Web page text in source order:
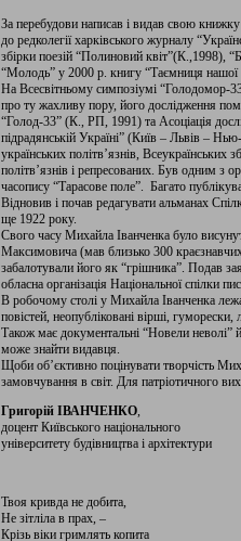
За перебудови написав і видав свою
до редколегії харківського журналу
збірки поезій “Полиновий квіт”(К.,1998),
“Молодь” у 2000 р. книгу “Таємниця нашої
На Всесвітньому симпозіумі “Голодомор-
про ту жахливу пору, його дослідження
“Голод-33” (К., РП, 1991) та Асоціація
підрадянській Україні” (Київ – Львів –
українських політв’язнів, Всеукраїнських
політв’язнів і репресованих. Був одним з
часопису “Тарасове поле”. Багато
Відновив і почав редагувати альманах
ще 1922 року.
Свого часу Михайла Іванченка було
Максимовича (мав близько 300
забалотували його як “грішника”. Подав
обласна організація Національної спілки
В робочому столі у Михайла Іванченка
повістей, неопубліковані вірші,
Також має документальні “Новели
може знайти видавця.
Щоби об’єктивно поцінувати творчість
замовчування в світ. Для патріотичного
Григорій ІВАНЧЕНКО,
доцент Київського національного
університету будівництва і архітектури
Твоя кривда не добита,
Не зітліла в прах, –
Крізь віки гримлять копита